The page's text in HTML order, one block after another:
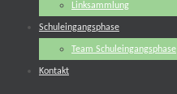
Linksammlung
Schuleingangsphase
Team Schuleingangsphase
Kontakt